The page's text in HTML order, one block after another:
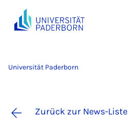
Universität Paderborn
Zurück zur News-Liste